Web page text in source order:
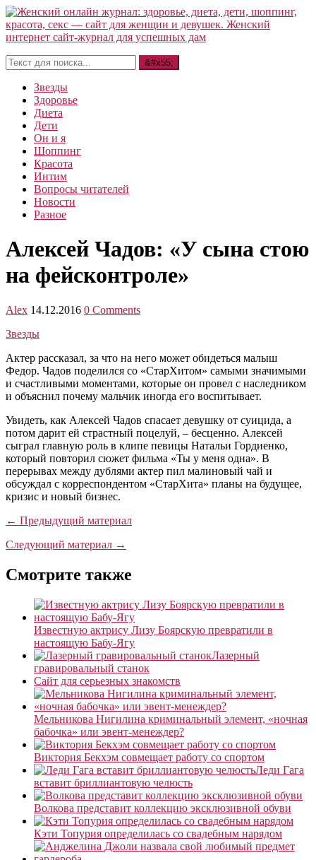
Звезды
Здоровье
Диета
Дети
Он и я
Шоппинг
Красота
Интим
Вопросы читателей
Новости
Разное
Алексей Чадов: «У сына стою
на фейсконтроле»
Alex 14.12.2016 0 Comments
Звезды
Актер рассказал, за что на него может обидеться малыш
Федор. Чадов поделился со «СтарХитом» самыми значимыми
и счастливыми моментами, которые он провел с наследником
и объяснил почему мальчик иногда его воспитывает.
Увидеть, как Алексей Чадов спасает девушку от суицида, а
потом дарит ей страстный поцелуй, – бесценно. Алексей
сыграл главную роль в клипе певицы Натальи Гордиенко,
который повторил сюжет фильма «Ты у меня одна». В
перерывах между дублями актер пил малиновый чай и
обсуждал с корреспондентом «СтарХита» планы на будущее,
кризис и новый бизнес.
← Предыдущий материал
Следующий материал →
Смотрите также
Известную актрису Лизу Боярскую превратили в
настоящую Бабу-Ягу
Лазерный
гравировальный станок
Сайт для серьезных знакомств
Мельникова Нигилина криминальный элемент, «ночная
бабочка» или эвент-менеждер?
Виктория Бекхэм совмещает работу со спортом
Леди Гага
вставит бриллиантовую челюсть
Волкова представит коллекцию эксклюзивной обуви
Кэти Топурия определилась со свадебным нарядом